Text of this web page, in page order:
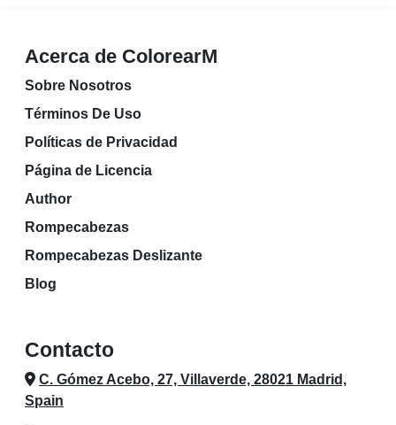
Acerca de ColorearM
Sobre Nosotros
Términos De Uso
Políticas de Privacidad
Página de Licencia
Author
Rompecabezas
Rompecabezas Deslizante
Blog
Contacto
C. Gómez Acebo, 27, Villaverde, 28021 Madrid,
Spain